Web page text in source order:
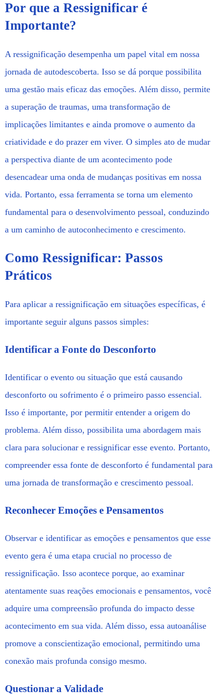
Por que a Ressignificar é
Importante?
A ressignificação desempenha um papel vital em nossa
jornada de autodescoberta. Isso se dá porque possibilita
uma gestão mais eficaz das emoções. Além disso, permite
a superação de traumas, uma transformação de
implicações limitantes e ainda promove o aumento da
criatividade e do prazer em viver. O simples ato de mudar
a perspectiva diante de um acontecimento pode
desencadear uma onda de mudanças positivas em nossa
vida. Portanto, essa ferramenta se torna um elemento
fundamental para o desenvolvimento pessoal, conduzindo
a um caminho de autoconhecimento e crescimento.
Como Ressignificar: Passos
Práticos
Para aplicar a ressignificação em situações específicas, é
importante seguir alguns passos simples:
Identificar a Fonte do Desconforto
Identificar o evento ou situação que está causando
desconforto ou sofrimento é o primeiro passo essencial.
Isso é importante, por permitir entender a origem do
problema. Além disso, possibilita uma abordagem mais
clara para solucionar e ressignificar esse evento. Portanto,
compreender essa fonte de desconforto é fundamental para
uma jornada de transformação e crescimento pessoal.
Reconhecer Emoções e Pensamentos
Observar e identificar as emoções e pensamentos que esse
evento gera é uma etapa crucial no processo de
ressignificação. Isso acontece porque, ao examinar
atentamente suas reações emocionais e pensamentos, você
adquire uma compreensão profunda do impacto desse
acontecimento em sua vida. Além disso, essa autoanálise
promove a conscientização emocional, permitindo uma
conexão mais profunda consigo mesmo.
Questionar a Validade